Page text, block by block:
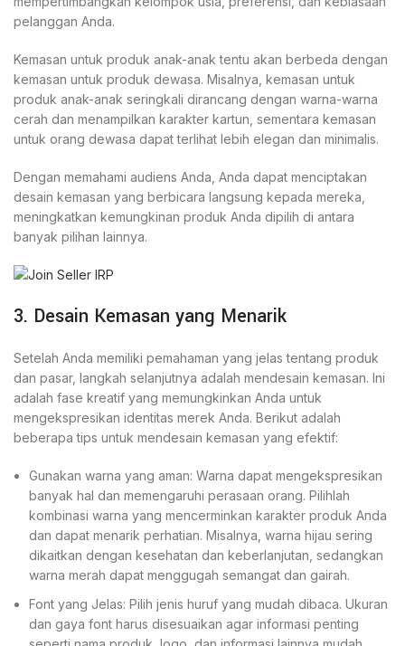
pelanggan Anda.
Kemasan untuk produk anak-anak tentu akan berbeda dengan
kemasan untuk produk dewasa. Misalnya, kemasan untuk
produk anak-anak seringkali dirancang dengan warna-warna
cerah dan menampilkan karakter kartun, sementara kemasan
untuk orang dewasa dapat terlihat lebih elegan dan minimalis.
Dengan memahami audiens Anda, Anda dapat menciptakan
desain kemasan yang berbicara langsung kepada mereka,
meningkatkan kemungkinan produk Anda dipilih di antara
banyak pilihan lainnya.
3. Desain Kemasan yang Menarik
Setelah Anda memiliki pemahaman yang jelas tentang produk
dan pasar, langkah selanjutnya adalah mendesain kemasan. Ini
adalah fase kreatif yang memungkinkan Anda untuk
mengekspresikan identitas merek Anda. Berikut adalah
beberapa tips untuk mendesain kemasan yang efektif:
Gunakan warna yang aman: Warna dapat mengekspresikan
banyak hal dan memengaruhi perasaan orang. Pilihlah
kombinasi warna yang mencerminkan karakter produk Anda
dan dapat menarik perhatian. Misalnya, warna hijau sering
dikaitkan dengan kesehatan dan keberlanjutan, sedangkan
warna merah dapat menggugah semangat dan gairah.
Font yang Jelas: Pilih jenis huruf yang mudah dibaca. Ukuran
dan gaya font harus disesuaikan agar informasi penting